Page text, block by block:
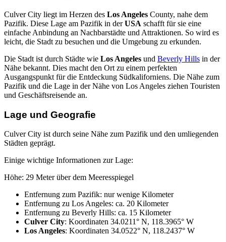
Culver City liegt im Herzen des Los Angeles County, nahe dem
Pazifik. Diese Lage am Pazifik in derUSA schafft für sie eine
einfache Anbindung an Nachbarstädte und Attraktionen. So wird es
leicht, die Stadt zu besuchen und die Umgebung zu erkunden.
Die Stadt ist durch Städte wie Los Angeles und Beverly Hills in der
Nähe bekannt. Dies macht den Ort zu einem perfekten
Ausgangspunkt für die Entdeckung Südkaliforniens. Die Nähe zum
Pazifik und die Lage in der Nähe von Los Angeles ziehen Touristen
und Geschäftsreisende an.
Lage und Geografie
Culver City ist durch seine Nähe zum Pazifik und den umliegenden
Städten geprägt.
Einige wichtige Informationen zur Lage:
Höhe: 29 Meter über dem Meeresspiegel
Entfernung zum Pazifik: nur wenige Kilometer
Entfernung zu Los Angeles: ca. 20 Kilometer
Entfernung zu Beverly Hills: ca. 15 Kilometer
Culver City: Koordinaten 34.0211° N, 118.3965° W
Los Angeles: Koordinaten 34.0522° N, 118.2437° W